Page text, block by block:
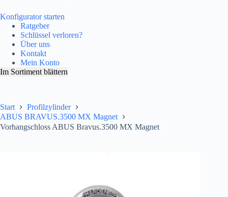
Konfigurator starten
Ratgeber
Schlüssel verloren?
Über uns
Kontakt
Mein Konto
Im Sortiment blättern
Start
Profilzylinder
ABUS BRAVUS.3500 MX Magnet
Vorhangschloss ABUS Bravus.3500 MX Magnet